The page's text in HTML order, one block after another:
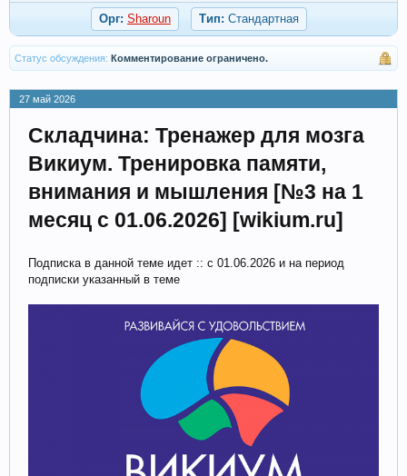
Орг: Sharoun Тип: Стандартная
Статус обсуждения: Комментирование ограничено.
27 май 2026
Складчина: Тренажер для мозга
Викиум. Тренировка памяти,
внимания и мышления [№3 на 1
месяц с 01.06.2026] [wikium.ru‎]
Подписка в данной теме идет :: с 01.06.2026 и на период
подписки указанный в теме